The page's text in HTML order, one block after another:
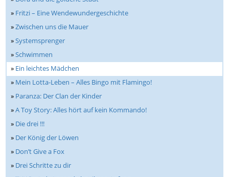
» Fritzi – Eine Wendewundergeschichte
»Zwischen uns die Mauer
»Systemsprenger
»Schwimmen
» Ein leichtes Mädchen
» Mein Lotta-Leben – Alles Bingo mit Flamingo!
» Paranza: Der Clan der Kinder
»A Toy Story: Alles hört auf kein Kommando!
» Die drei !!!
» Der König der Löwen
» Don’t Give a Fox
» Drei Schritte zu dir